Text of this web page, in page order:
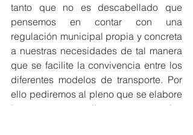
tanto que no es descabellado que
pensemos en contar con una
regulación municipal propia y concreta
a nuestras necesidades de tal manera
que se facilite la convivencia entre los
diferentes modelos de transporte. Por
ello pediremos al pleno que se elabore
la correspondiente normativa